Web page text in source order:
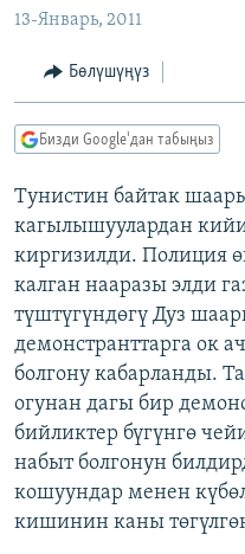
ЭКОНОМИКА
МАДАНИЯТ
БОРБОР АЗИЯ
АТАЙЫН ИЛИКТӨӨ
ТВ ПРОГРАММАЛАР
ЭКСПЕРТТЕР ТАЛДАЙТ
БИЗ ЖАНА ДҮЙНӨ
ДАНИСТЕ
ЭЖЕ-СИҢДИЛЕР
АЗАТТЫК+
ЫҢГАЙСЫЗ СУРООЛОР
ӨЗГӨЧӨ ПИКИР
Русский
ОНЛАЙН ШЕРИНЕ
ЭЕ/АРнун бардык
13-Январь, 2011
Бөлүшүңүз
Бизди Google'дан табыңыз
Тунистин байтак
кагылышуулардан
киргизилди. Полиция
калган нааразы элди
түштүгүндөгү Дуз
демонстранттарга ок
болгону кабарланды.
огунан дагы бир
бийликтер бүгүнгө
набыт болгонун
кошуундар менен
кишинин каны